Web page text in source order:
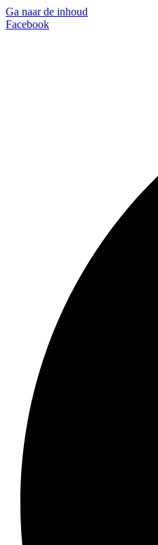
Ga naar de inhoud
Facebook